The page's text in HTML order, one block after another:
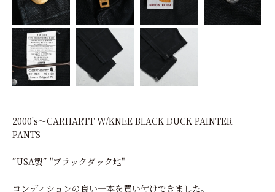
2000's～CARHARTT W/KNEE BLACK DUCK PAINTER
PANTS
”USA製” "ブラックダック地"
コンディションの良い一本を買い付けできました。